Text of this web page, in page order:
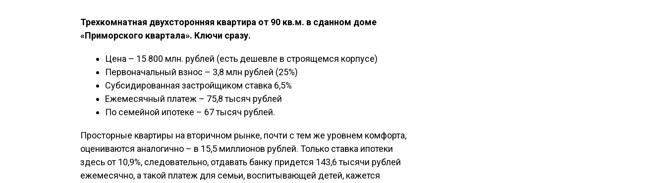
Трехкомнатная двухсторонняя квартира от 90 кв.м. в сданном доме
«Приморского квартала». Ключи сразу.
Цена – 15 800 млн. рублей (есть дешевле в строящемся корпусе)
Первоначальный взнос – 3,8 млн рублей (25%)
Субсидированная застройщиком ставка 6,5%
Ежемесячный платеж – 75,8 тысяч рублей
По семейной ипотеке – 67 тысяч рублей.
Просторные квартиры на вторичном рынке, почти с тем же уровнем комфорта,
оцениваются аналогично – в 15,5 миллионов рублей. Только ставка ипотеки
здесь от 10,9%, следовательно, отдавать банку придется 143,6 тысячи рублей
ежемесячно, а такой платеж для семьи, воспитывающей детей, кажется